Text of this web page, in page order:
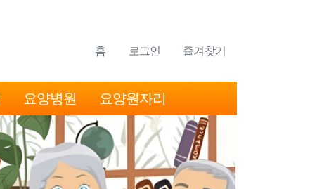
홈 로그인 즐겨찾기
요양병원 요양원자리